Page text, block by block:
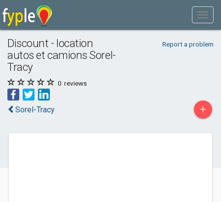
Discount - location
autos et camions Sorel-
Tracy
Report a problem
0 reviews
Sorel-Tracy +